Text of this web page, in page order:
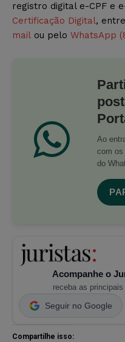
registro digital e-CPF e
Certificação Digital,
mail ou pelo WhatsApp
Ao
com os
do
Acompanhe o
receba as
Seguir no Google
Compartilhe isso: